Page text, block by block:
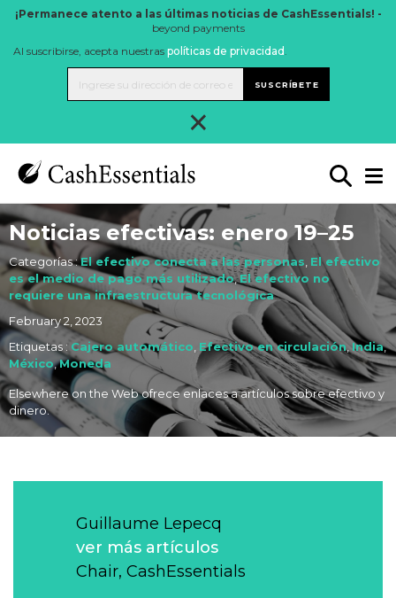
¡Permanece atento a las últimas noticias de CashEssentials! -
beyond payments
Al suscribirse, acepta nuestras políticas de privacidad .
SUSCRÍBETE
×
Noticias efectivas: enero 19–25
Categorías :El efectivo conecta a las personas El efectivo
es el medio de pago más utilizado,El efectivo no
requiere una infraestructura tecnológica
February 2, 2023
Etiquetas : Cajero automático Efectivo en circulación India,
México,Moneda
Elsewhere on the Web ofrece enlaces a artículos sobre efectivo y
dinero.
Guillaume Lepecq
ver más artículos
Chair, CashEssentials